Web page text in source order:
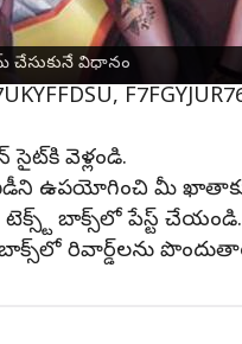
చేసుకునే విధానం
FIREE451KQ2023,
సైట్‌కి వెళ్లండి.
ఐడీని ఉపయోగించి మీ
టెక్స్ట్ బాక్స్‌లో పేస్ట్
రివార్డ్‌లను